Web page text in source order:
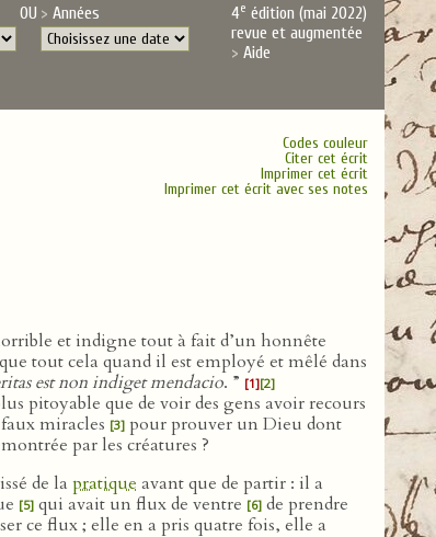
OU Années 4e édition (mai 2022)
revue et augmentée
Aide